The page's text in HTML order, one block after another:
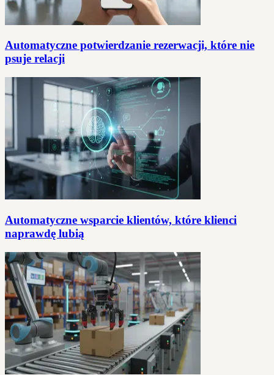
Automatyczne potwierdzanie rezerwacji, które nie
psuje relacji
Automatyczne wsparcie klientów, które klienci
naprawdę lubią